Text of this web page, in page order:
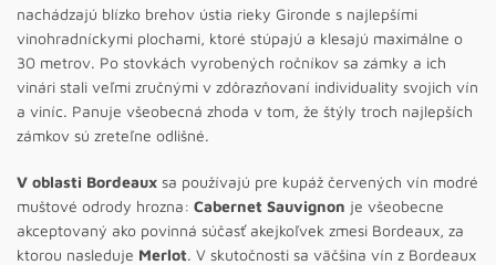
nachádzajú blízko brehov ústia rieky Gironde s najlepšími
vinohradníckymi plochami, ktoré stúpajú a klesajú maximálne o
30 metrov. Po stovkách vyrobených ročníkov sa zámky a ich
vinári stali veľmi zručnými v zdôrazňovaní individuality svojich vín
a viníc. Panuje všeobecná zhoda v tom, že štýly troch najlepších
zámkov sú zreteľne odlišné.
V oblasti Bordeaux sa používajú pre kupáž červených vín modré
muštové odrody hrozna: Cabernet Sauvignon je všeobecne
akceptovaný ako povinná súčasť akejkoľvek zmesi Bordeaux, za
ktorou nasleduje Merlot. V skutočnosti sa väčšina vín z Bordeaux